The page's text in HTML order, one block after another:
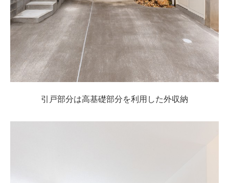
引戸部分は高基礎部分を利用した外収納